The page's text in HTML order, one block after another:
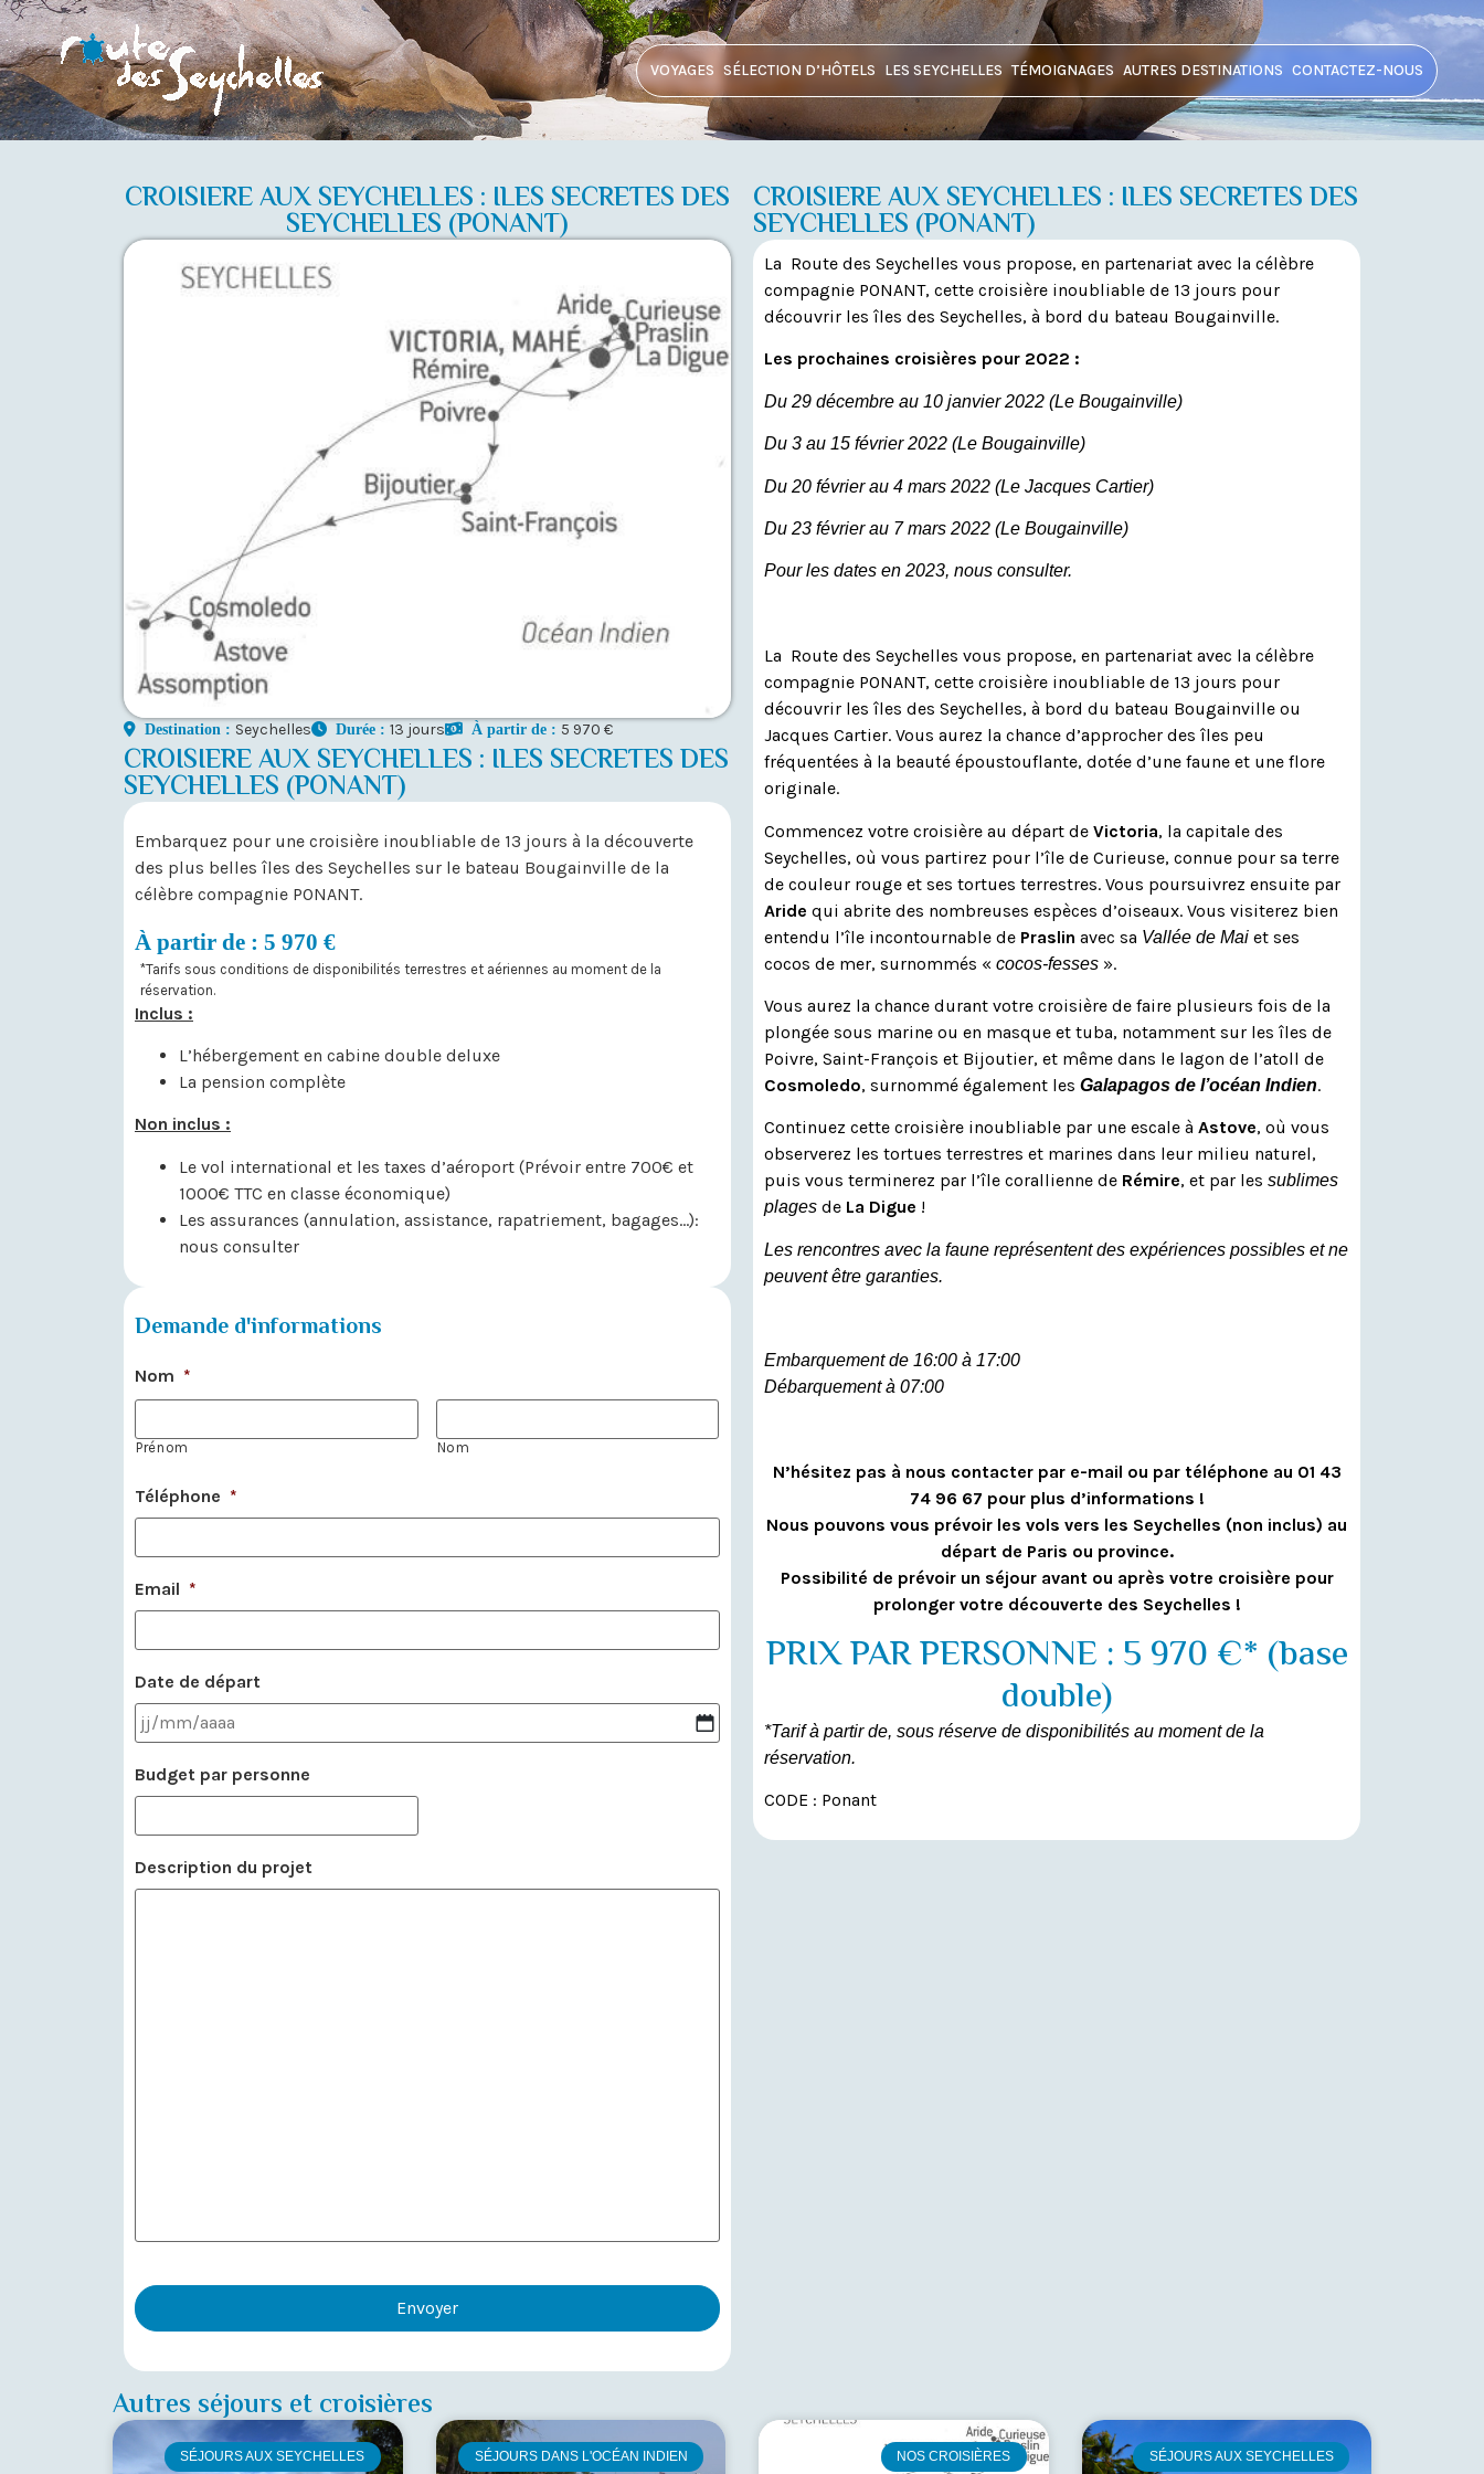
VOYAGES SÉLECTION D’HÔTELS LES SEYCHELLES TÉMOIGNAGES AUTRES DESTINATIONS CONTACTEZ-NOUS
CROISIERE AUX SEYCHELLES : ILES SECRETES DES
SEYCHELLES (PONANT)
Destination : Seychelles Durée : 13 jours À partir de : 5 970 €
CROISIERE AUX SEYCHELLES : ILES SECRETES DES
SEYCHELLES (PONANT)
Embarquez pour une croisière inoubliable de 13 jours à la découverte
des plus belles îles des Seychelles sur le bateau Bougainville de la
célèbre compagnie PONANT.
À partir de : 5 970 €
*Tarifs sous conditions de disponibilités terrestres et aériennes au moment de la
réservation.
Inclus :
L’hébergement en cabine double deluxe
La pension complète
Non inclus :
Le vol international et les taxes d’aéroport (Prévoir entre 700€ et
1000€ TTC en classe économique)
Les assurances (annulation, assistance, rapatriement, bagages…):
nous consulter
Demande d'informations
Nom *
Prénom Nom
Téléphone *
Email *
Date de départ
Budget par personne
Description du projet
CROISIERE AUX SEYCHELLES : ILES SECRETES DES
SEYCHELLES (PONANT)
La Route des Seychelles vous propose, en partenariat avec la célèbre
compagnie PONANT, cette croisière inoubliable de 13 jours pour
découvrir les îles des Seychelles, à bord du bateau Bougainville.
Les prochaines croisières pour 2022 :
Du 29 décembre au 10 janvier 2022 (Le Bougainville)
Du 3 au 15 février 2022 (Le Bougainville)
Du 20 février au 4 mars 2022 (Le Jacques Cartier)
Du 23 février au 7 mars 2022 (Le Bougainville)
Pour les dates en 2023, nous consulter.
La Route des Seychelles vous propose, en partenariat avec la célèbre
compagnie PONANT, cette croisière inoubliable de 13 jours pour
découvrir les îles des Seychelles, à bord du bateau Bougainville ou
Jacques Cartier. Vous aurez la chance d’approcher des îles peu
fréquentées à la beauté époustouflante, dotée d’une faune et une flore
originale.
Commencez votre croisière au départ de Victoria, la capitale des
Seychelles, où vous partirez pour l’île de Curieuse, connue pour sa terre
de couleur rouge et ses tortues terrestres. Vous poursuivrez ensuite par
Aride qui abrite des nombreuses espèces d’oiseaux. Vous visiterez bien
entendu l’île incontournable de Praslin avec sa Vallée de Mai et ses
cocos de mer, surnommés « cocos-fesses ».
Vous aurez la chance durant votre croisière de faire plusieurs fois de la
plongée sous marine ou en masque et tuba, notamment sur les îles de
Poivre, Saint-François et Bijoutier, et même dans le lagon de l’atoll de
Cosmoledo, surnommé également les Galapagos de l’océan Indien.
Continuez cette croisière inoubliable par une escale à Astove, où vous
observerez les tortues terrestres et marines dans leur milieu naturel,
puis vous terminerez par l’île corallienne de Rémire, et par les sublimes
plages de La Digue !
Les rencontres avec la faune représentent des expériences possibles et ne
peuvent être garanties.
Embarquement de 16:00 à 17:00
Débarquement à 07:00
N’hésitez pas à nous contacter par e-mail ou par téléphone au 01 43
74 96 67 pour plus d’informations !
Nous pouvons vous prévoir les vols vers les Seychelles (non inclus) au
départ de Paris ou province.
Possibilité de prévoir un séjour avant ou après votre croisière pour
prolonger votre découverte des Seychelles !
PRIX PAR PERSONNE : 5 970 €* (base
double)
*Tarif à partir de, sous réserve de disponibilités au moment de la
réservation.
CODE : Ponant
Autres séjours et croisières
SÉJOURS AUX SEYCHELLES SÉJOURS DANS L'OCÉAN INDIEN NOS CROISIÈRES SÉJOURS AUX SEYCHELLES